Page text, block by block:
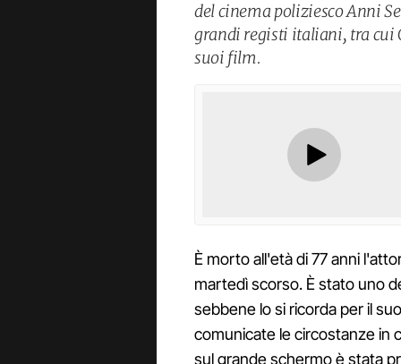
del cinema poliziesco Anni
grandi registi italiani, tra cui
suoi film.
È morto all'età di 77 anni
martedì scorso. È stato uno
sebbene lo si ricorda per il
comunicate le circostanze in
sul grande schermo è stata